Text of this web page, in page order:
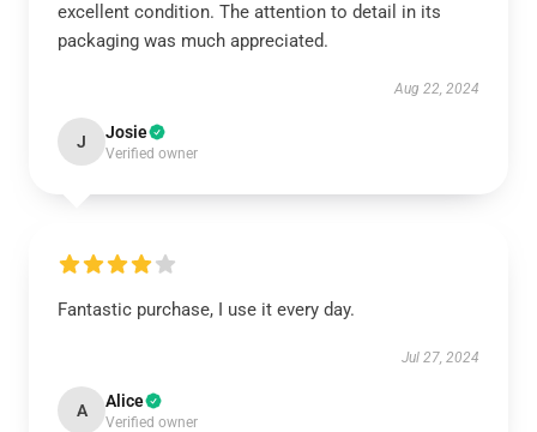
excellent condition. The attention to detail in its
packaging was much appreciated.
Aug 22, 2024
J Josie
Verified owner
Fantastic purchase, I use it every day.
Jul 27, 2024
A Alice
Verified owner